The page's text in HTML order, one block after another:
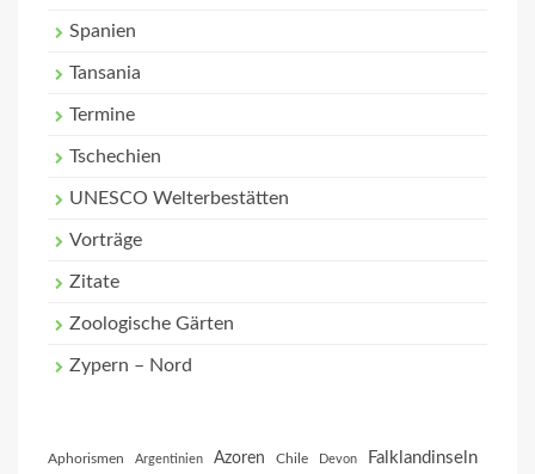
Spanien
Tansania
Termine
Tschechien
UNESCO Welterbestätten
Vorträge
Zitate
Zoologische Gärten
Zypern – Nord
Aphorismen Argentinien Azoren Chile Devon Falklandinseln